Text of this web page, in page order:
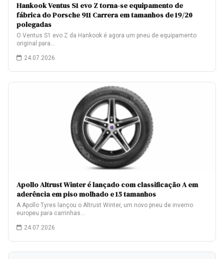
Hankook Ventus S1 evo Z torna-se equipamento de
fábrica do Porsche 911 Carrera em tamanhos de 19/20
polegadas
O Ventus S1 evo Z da Hankook é agora um pneu de equipamento
original para…
24.07.2026
Apollo Altrust Winter é lançado com classificação A em
aderência em piso molhado e 15 tamanhos
A Apollo Tyres lançou o Altrust Winter, um novo pneu de inverno
europeu para carrinhas…
24.07.2026